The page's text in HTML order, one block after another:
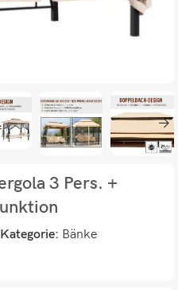
3 Pers. +
Kategorie: Bänke